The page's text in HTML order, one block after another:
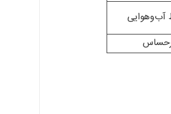
آب‌وهوایی